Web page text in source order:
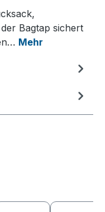
Bagtap sichert
Mehr